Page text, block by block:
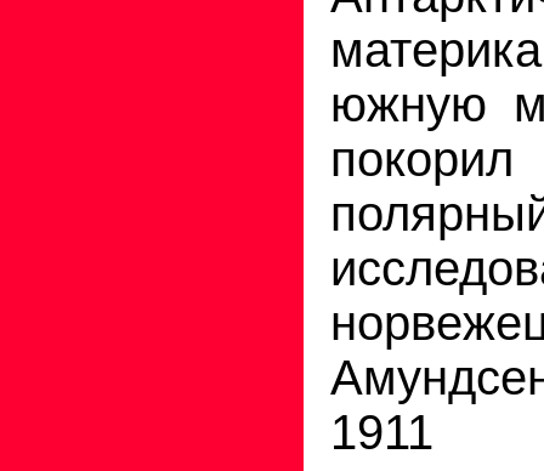
южную
1911